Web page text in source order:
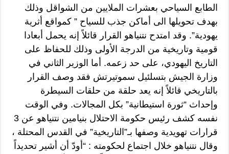
الطابع السياحي بعشرات الملايين من الشواقل وذلك
بهدف تحويلها الى أماكن جذب للسياح ” كمواقع أثرية
يهودية”. وقد امتدح نتنياهو القرار قائلاً إنه يحمل أبعادا
قومية وتاريخية من الدرجة الأولى وذلك للحفاظ على
التاريخ اليهودي، على حد زعمه. أما الوزير الثاني في
وزارة الجيش بتسلئيل سموتيرتش فقد وصف القرار
بالتاريخي قائلاً إنه يعد حلقة من حلقات السيطرة
وإحداث “ثورة استيطانية” بكل المجالات. وفي الوقت
نفسه كشف رئيس حكومة الاحتلال بنيامين نتنياهو عن 3
قرارات تهويدية وصفها بـ”التاريخية” في القدس المحتلة ،
وقال نتنياهو خلال اجتماع لحكومته : “أودّ أن أشير تحديداً